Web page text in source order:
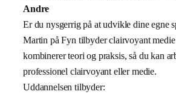
Andre
Er du nysgerrig på at udvikle dine egne
Martin på Fyn tilbyder clairvoyant medie
kombinerer teori og praksis, så du kan
professionel clairvoyant eller medie.
Uddannelsen tilbyder: